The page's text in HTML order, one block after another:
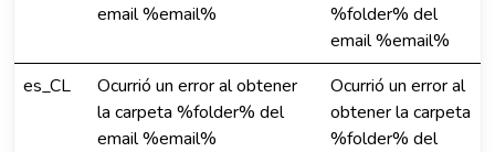
email %email%
%folder% del
email %email%
es_CL
Ocurrió un error al obtener
la carpeta %folder% del
email %email%
Ocurrió un error al
obtener la carpeta
%folder% del